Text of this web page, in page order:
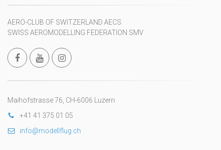
AERO-CLUB OF SWITZERLAND AECS
SWISS AEROMODELLING FEDERATION SMV
Maihofstrasse 76, CH-6006 Luzern
+41 41 375 01 05
info@modellflug.ch